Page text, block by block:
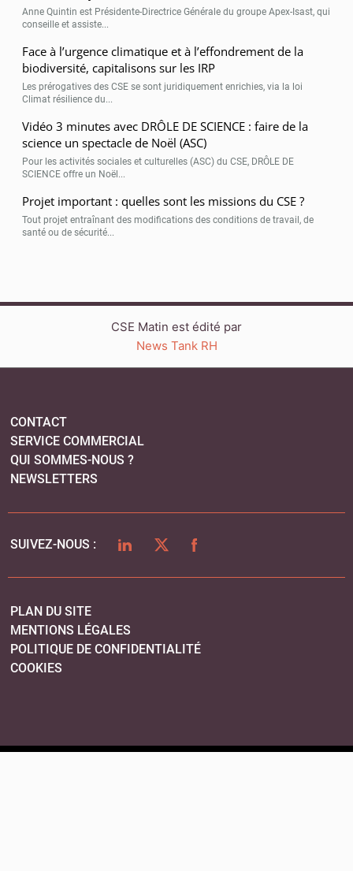
Anne Quintin est Présidente-Directrice Générale du groupe Apex-Isast, qui
conseille et assiste...
Face à l’urgence climatique et à l’effondrement de la
biodiversité, capitalisons sur les IRP
Les prérogatives des CSE se sont juridiquement enrichies, via la loi
Climat résilience du...
Vidéo 3 minutes avec DRÔLE DE SCIENCE : faire de la
science un spectacle de Noël (ASC)
Pour les activités sociales et culturelles (ASC) du CSE, DRÔLE DE
SCIENCE offre un Noël...
Projet important : quelles sont les missions du CSE ?
Tout projet entraînant des modifications des conditions de travail, de
santé ou de sécurité...
CSE Matin est édité par
News Tank RH
CONTACT
SERVICE COMMERCIAL
QUI SOMMES-NOUS ?
NEWSLETTERS
SUIVEZ-NOUS : LINKEDINTWITTERFACEBOOK
PLAN DU SITE
MENTIONS LÉGALES
POLITIQUE DE CONFIDENTIALITÉ
COOKIES